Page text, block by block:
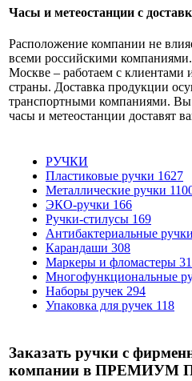
Часы и метеостанции с
Расположение компании не
всеми российскими
Москве – работаем с клиентами
страны. Доставка продукции
транспортными компаниями.
часы и метеостанции доставят
РУЧКИ
Пластиковые ручки 1627
Металлические ручки
ЭКО-ручки 166
Ручки-стилусы 169
Антибактериальные ручки
Карандаши 308
Маркеры и фломастеры 31
Многофункциональные
Наборы ручек 294
Упаковка для ручек 118
Заказать ручки с
компании в ПРЕМИУМ